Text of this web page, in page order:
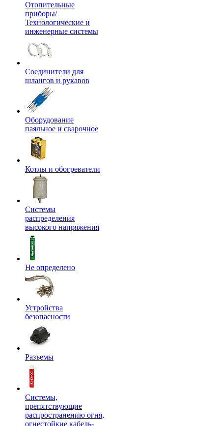
Отопительные
приборы/
Технологические и
инженерные системы
Соединители для
шлангов и рукавов
Оборудование
паяльное и сварочное
Котлы и обогреватели
Системы
распределения
высокого напряжения
Не определено
Устройства
безопасности
Разъемы
Системы,
препятствующие
распространению огня,
огнестойкие кабель-